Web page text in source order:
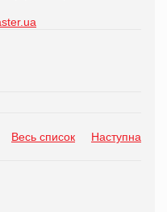
Весь список Наступна